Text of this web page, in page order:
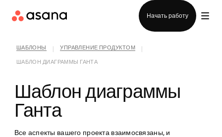
Начать работу
ШАБЛОНЫ УПРАВЛЕНИЕ ПРОДУКТОМ
ШАБЛОН ДИАГРАММЫ ГАНТА
Шаблон диаграммы
Ганта
Все аспекты вашего проекта взаимосвязаны, и